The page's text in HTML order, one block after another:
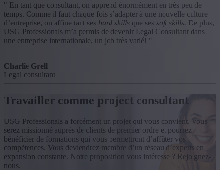
" En tant que consultant, on apprend énormément en très peu de
temps. Comme il faut chaque fois s’adapter à une nouvelle culture
d’entreprise, on affine tant ses hard skills que ses soft skills. De plus,
USG Professionals m’a permis de devenir Legal Consultant dans
une entreprise internationale, un job très varié! "
Charlie Grell
Legal consultant
Travailler comme project consultant
USG Professionals a forcément un projet qui vous convient. Vous
serez missionné auprès de clients de premier ordre et pourrez
bénéficier de formations qui vous permettront d’affûter vos
compétences. Vous deviendrez membre d’un réseau d’experts en
expansion constante. Notre proposition vous intéresse ? Rejoignez-
nous.